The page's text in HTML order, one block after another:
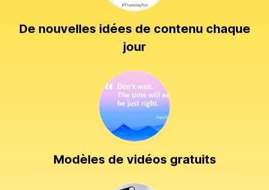
De nouvelles idées de contenu chaque
jour
Modèles de vidéos gratuits